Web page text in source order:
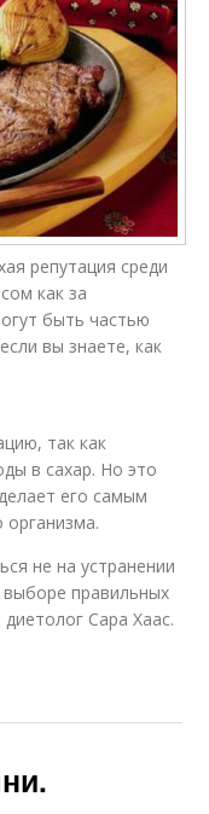
репутация среди
как за
быть частью
вы знаете, как
так как
в сахар. Но это
его самым
не на устранении
выборе правильных
Сара Хаас.